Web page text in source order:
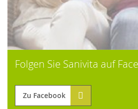
Folgen Sie Sanivita auf
Zu Facebook